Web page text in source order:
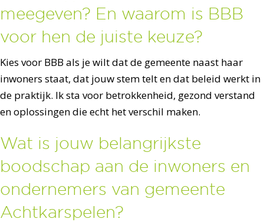
meegeven? En waarom is BBB
voor hen de juiste keuze?
Kies voor BBB als je wilt dat de gemeente naast haar
inwoners staat, dat jouw stem telt en dat beleid werkt in
de praktijk. Ik sta voor betrokkenheid, gezond verstand
en oplossingen die echt het verschil maken.
Wat is jouw belangrijkste
boodschap aan de inwoners en
ondernemers van gemeente
Achtkarspelen?